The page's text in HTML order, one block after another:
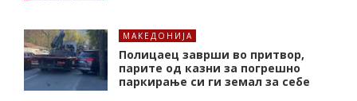
МАКЕДОНИЈА
Полицаец заврши во притвор,
парите од казни за погрешно
паркирање си ги земал за себе